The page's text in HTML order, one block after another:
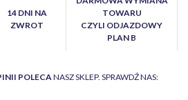
14 DNI NA
ZWROT
TOWARU
CZYLI ODJAZDOWY
PLAN B
POLECA NASZ SKLEP. SPRAWDŹ NAS: